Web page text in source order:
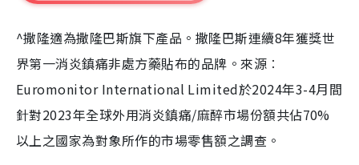
^撒隆適為撒隆巴斯旗下產品。撒隆巴斯連續8年獲獎世
界第一消炎鎮痛非處方藥貼布的品牌。來源︰
Euromonitor International Limited於2024年3-4月間
針對2023年全球外用消炎鎮痛/麻醉市場份額共佔70%
以上之國家為對象所作的市場零售額之調查。